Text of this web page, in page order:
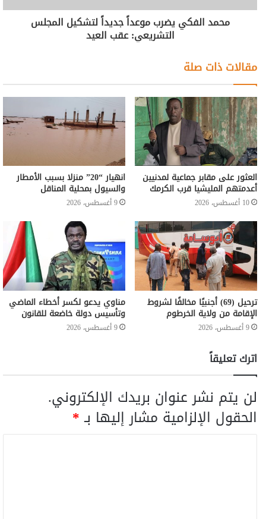
محمد الفكي يضرب موعداً جديداً لتشكيل المجلس
التشريعي: عقب العيد
مقالات ذات صلة
العثور على مقابر جماعية لمدنيين
أعدمتهم المليشيا قرب الكرمك
10 أغسطس، 2026
انهيار “20” منزلا بسبب الأمطار
والسيول بمحلية المناقل
9 أغسطس، 2026
ترحيل (69) أجنبيًا مخالفًا لشروط
الإقامة من ولاية الخرطوم
9 أغسطس، 2026
مناوي يدعو لكسر أخطاء الماضي
وتأسيس دولة خاضعة للقانون
9 أغسطس، 2026
اترك تعليقاً
لن يتم نشر عنوان بريدك الإلكتروني.
الحقول الإلزامية مشار إليها بـ*